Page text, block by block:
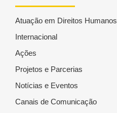
Atuação em Direitos Humanos
Internacional
Ações
Projetos e Parcerias
Notícias e Eventos
Canais de Comunicação